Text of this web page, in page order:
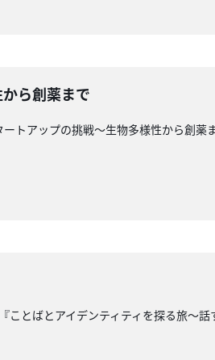
ら創薬まで
トアップの挑戦〜生物多様性から創薬
とばとアイデンティティを探る旅〜